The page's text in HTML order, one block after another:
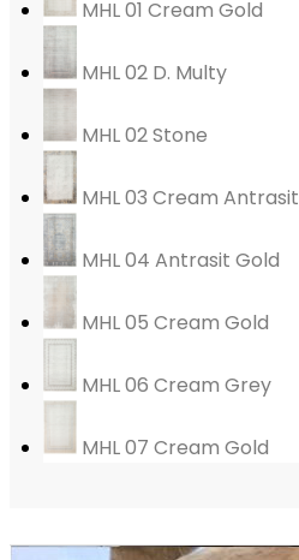
MHL 01 Cream Gold
MHL 02 D. Multy
MHL 02 Stone
MHL 03 Cream Antrasit
MHL 04 Antrasit Gold
MHL 05 Cream Gold
MHL 06 Cream Grey
MHL 07 Cream Gold